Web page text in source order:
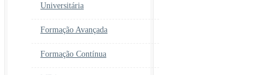
Universitária
Formação Avançada
Formação Contínua